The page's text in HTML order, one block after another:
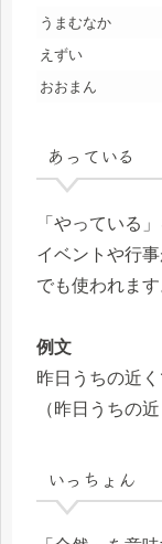
うまむなか
えずい
おおまん
あっている
「やっている
イベントや行
でも使われます
例文
昨日うちの近
（昨日うちの
いっちょん